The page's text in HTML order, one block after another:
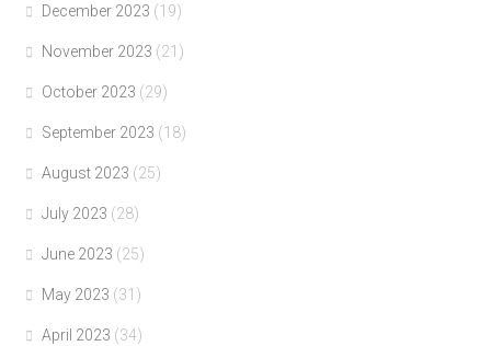
December 2023 (19)
November 2023 (21)
October 2023 (29)
September 2023 (18)
August 2023 (25)
July 2023 (28)
June 2023 (25)
May 2023 (31)
April 2023 (34)